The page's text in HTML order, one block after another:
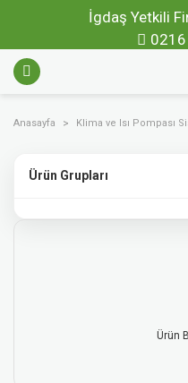
İgdaş Yetkili
Anasayfa Klima ve Isı Pompası
Ürün Grupları
Ürün